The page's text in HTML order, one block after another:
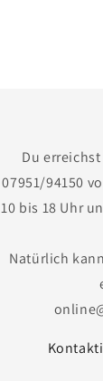
Du
07951/94150
10 bis 18 Uhr
Natürlich